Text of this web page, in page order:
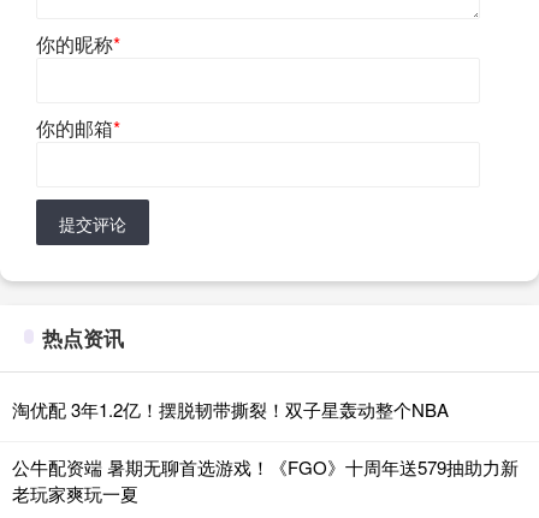
你的昵称*
你的邮箱*
提交评论
热点资讯
淘优配 3年1.2亿！摆脱韧带撕裂！双子星轰动整个NBA
公牛配资端 暑期无聊首选游戏！《FGO》十周年送579抽助力新
老玩家爽玩一夏